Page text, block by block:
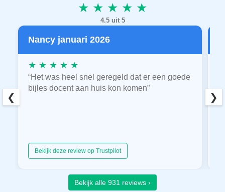
★ ★ ★ ★ ★
4.5 uit 5
Nancy januari 2026
★ ★ ★ ★ ★
“Het was heel snel geregeld dat er een goede
bijles docent aan huis kon komen”
Bekijk deze review op Trustpilot
❮ ❯
Bekijk alle 931 reviews ›